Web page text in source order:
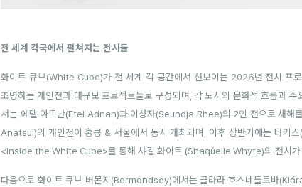
전 세계 각국에서 펼쳐지는 전시들
화이트 큐브(White Cube)가 전 세계 각 공간에서 선보이는 2026년 전시 프
조명하는 개인전과 대규모 프로젝트들로 구성되며, 각 도시의 문화적 흐름과
서는 에텔 아드난(Etel Adnan)과 이성자(Seundja Rhee)의 2인 전으로 새해
Anatsui)의 개인전이 홍콩 & 서울에서 동시 개최되며, 이후 상반기에는 타키
<Inside the White Cube>를 통해 샤킬 화이트 (Shaqúelle Whyte)의 전시가
다음으로 화이트 큐브 버몬지(Bermondsey)에서는 클라라 호스네들로바